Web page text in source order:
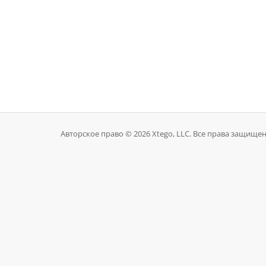
Авторское право © 2026 Xtego, LLC. Все права